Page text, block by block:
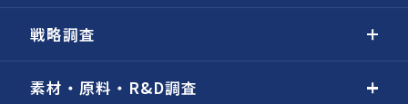
戦略調査
素材・原料・R&D調査